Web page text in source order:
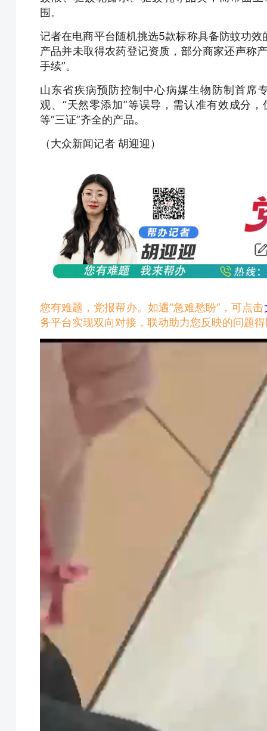
围。
记者在电商平台随机挑选5款标称具备防蚊功
产品并未取得农药登记资质，部分商家还声称
手续”。
山东省疾病预防控制中心病媒生物防制首席
观、“天然零添加”等误导，需认准有效成分
等“三证”齐全的产品。
（大众新闻记者 胡迎迎）
您有难题，党报帮办。如遇“急难愁盼”，可点击
务平台实现双向对接，联动助力您反映的问题